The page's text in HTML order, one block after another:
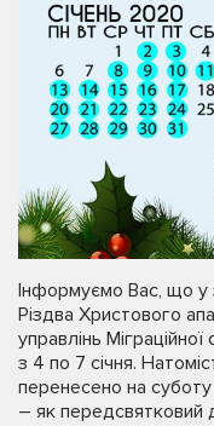
Інформуємо Вас, що у
Різдва Христового
управлінь
з 4 по 7 січня.
перенесено на суботу
– як передсвятковий